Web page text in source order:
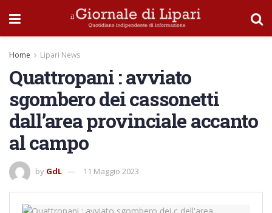
Home Lipari News
Quattropani : avviato
sgombero dei cassonetti
dall’area provinciale accanto
al campo
by GdL 11 Maggio 2023